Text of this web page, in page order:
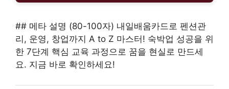
## 메타 설명 (80-100자) 내일배움카드로 펜션관
리, 운영, 창업까지 A to Z 마스터! 숙박업 성공을 위
한 7단계 핵심 교육 과정으로 꿈을 현실로 만드세
요. 지금 바로 확인하세요!